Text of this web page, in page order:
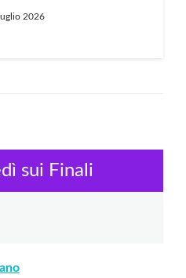
2026
sui Finali